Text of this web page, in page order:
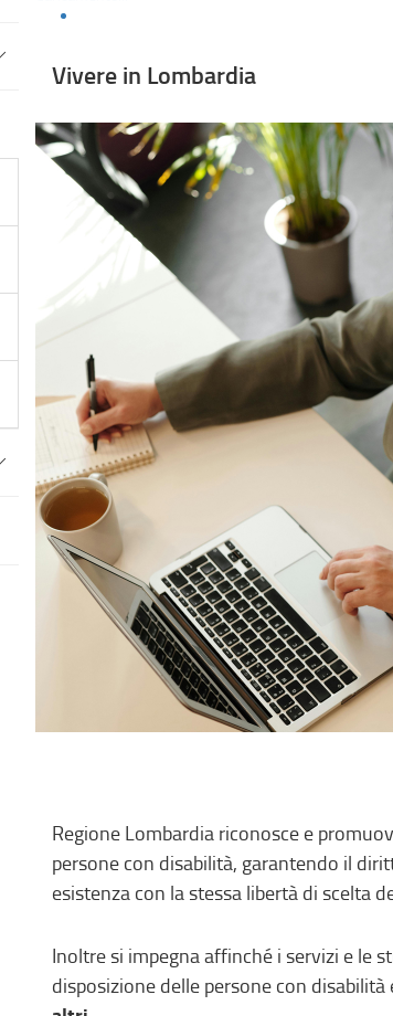
Vivere in Lombardia
Regione Lombardia riconosce e
persone con disabilità, garantendo il
esistenza con la stessa libertà di scelta
Inoltre si impegna affinché i servizi e le
disposizione delle persone con